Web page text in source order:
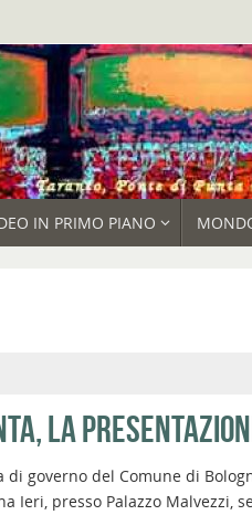
IN PRIMO PIANO
LA
di governo del Comune di
Ieri, presso Palazzo Malvezzi,